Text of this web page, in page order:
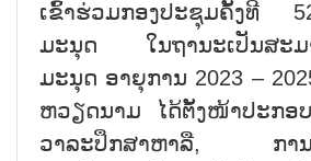
ເຂົ້າຮ່ວມກອງປະຊຸມຄັ້ງທີ
ມະນຸດ ໃນຖານະເປັນສະມ
ມະນຸດ ອາຍຸການ 2023 –
ຫວຽດນາມ ໄດ້ຕັ້ງໜ້າປະກອ
ວາລະປຶກສາຫາລື, ການໂ